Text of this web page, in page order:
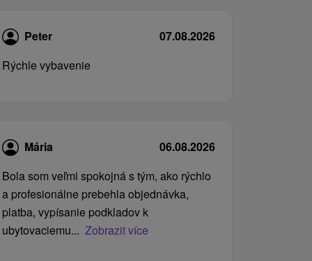
Peter
07.08.2026
Rýchle vybavenie
Mária
06.08.2026
Bola som veľmi spokojná s tým, ako rýchlo
a profesionálne prebehla objednávka,
platba, vypísanie podkladov k
ubytovaciemu... Zobrazit více